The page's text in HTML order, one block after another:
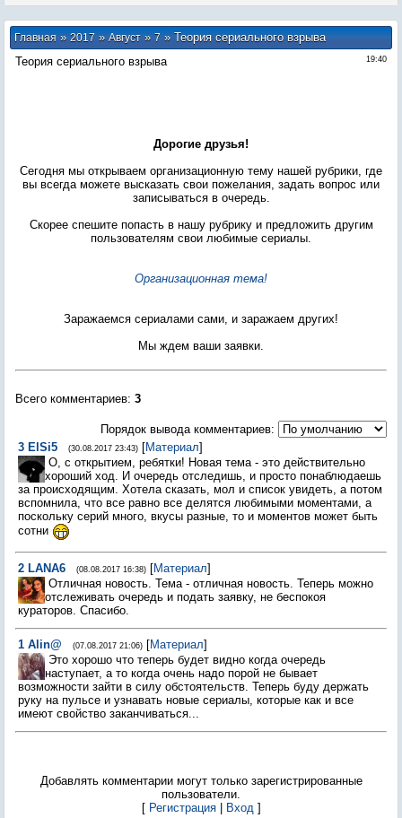
Главная»2017 » Август » 7» Теория сериального взрыва
19:40
Теория сериального взрыва
Дорогие друзья!
Сегодня мы открываем организационную тему нашей рубрики, где
вы всегда можете высказать свои пожелания, задать вопрос или
записываться в очередь.
Скорее спешите попасть в нашу рубрику и предложить другим
пользователям свои любимые сериалы.
Организационная тема!
Заражаемся сериалами сами, и заражаем других!
Мы ждем ваши заявки.
Всего комментариев: 3
Порядок вывода комментариев:
3 ElSi5 (30.08.2017 23:43) [Материал]
О, с открытием, ребятки! Новая тема - это действительно
хороший ход. И очередь отследишь, и просто понаблюдаешь
за происходящим. Хотела сказать, мол и список увидеть, а потом
вспомнила, что все равно все делятся любимыми моментами, а
поскольку серий много, вкусы разные, то и моментов может быть
сотни
2 LANA6 (08.08.2017 16:38) [Материал]
Отличная новость. Тема - отличная новость. Теперь можно
отслеживать очередь и подать заявку, не беспокоя
кураторов. Спасибо.
1 Alin@ (07.08.2017 21:06) [Материал]
Это хорошо что теперь будет видно когда очередь
наступает, а то когда очень надо порой не бывает
возможности зайти в силу обстоятельств. Теперь буду держать
руку на пульсе и узнавать новые сериалы, которые как и все
имеют свойство заканчиваться...
Добавлять комментарии могут только зарегистрированные
пользователи.
[ Регистрация| Вход]